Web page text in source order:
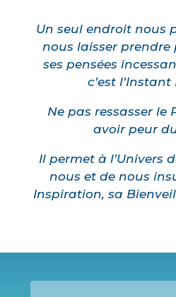
Un seul endroit nous
nous laisser
ses pensées
c’est
Ne pas ressasser le
avoir peur
Il permet à l’Univers
nous et de nous
Inspiration, sa